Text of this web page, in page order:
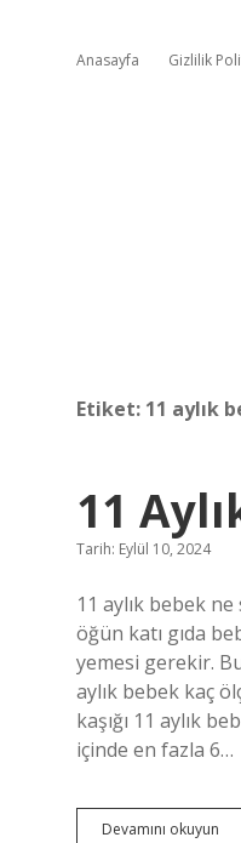
Anasayfa Gizlilik
Etiket: 11 aylık
11
Tarih: Eylül 10, 2024
11 aylık bebek
öğün katı gıda
yemesi gerekir.
aylık bebek kaç
kaşığı 11 aylık
içinde en fazla 6…
Devamını okuyun